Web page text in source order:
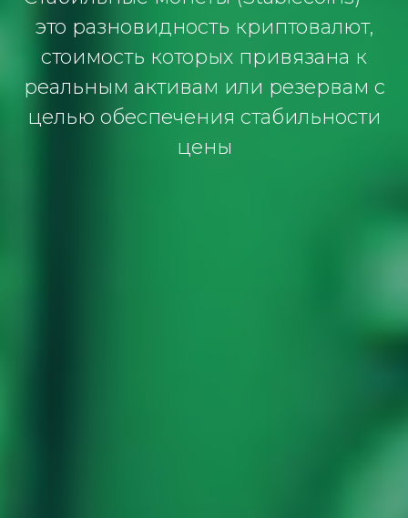
это разновидность криптовалют,
стоимость которых привязана к
реальным активам или резервам с
целью обеспечения стабильности
цены